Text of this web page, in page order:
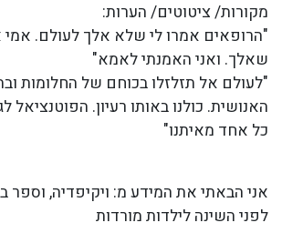
מקורות/ ציטוטים/ הערות:
"הרופאים אמרו לי שלא אלך לעולם. אמי
שאלך. ואני האמנתי לאמא"
"לעולם אל תזלזלו בכוחם של החלומות
האנושית. כולנו באותו רעיון. הפוטנציאל
כל אחד מאיתנו"
אני הבאתי את המידע מ: ויקיפדיה, וספר
לפני השינה לילדות מורדות